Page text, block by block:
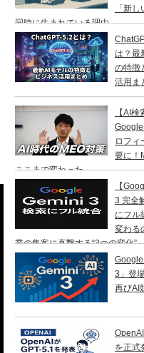
「新
同時に生まれている理由 ―
は？最
の特徴
活用ま
【AI検
ロフィ
要に！
ここまで変わった
【
3 完全
にフル
変わる
業の集客に直撃する“3つの変化”
3」登
再びAI
を正式